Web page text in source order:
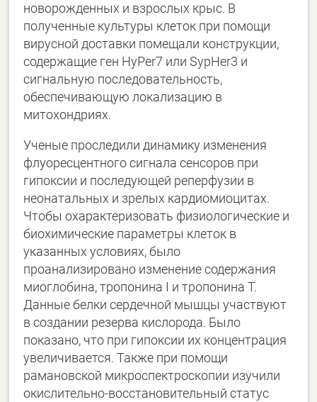
новорожденных и взрослых крыс. В
полученные культуры клеток при помощи
вирусной доставки помещали конструкции,
содержащие ген HyPer7 или SypHer3 и
сигнальную последовательность,
обеспечивающую локализацию в
митохондриях.
Ученые проследили динамику изменения
флуоресцентного сигнала сенсоров при
гипоксии и последующей реперфузии в
неонатальных и зрелых кардиомиоцитах.
Чтобы охарактеризовать физиологические и
биохимические параметры клеток в
указанных условиях, было
проанализировано изменение содержания
миоглобина, тропонина I и тропонина T.
Данные белки сердечной мышцы участвуют
в создании резерва кислорода. Было
показано, что при гипоксии их концентрация
увеличивается. Также при помощи
рамановской микроспектроскопии изучили
окислительно-восстановительный статус